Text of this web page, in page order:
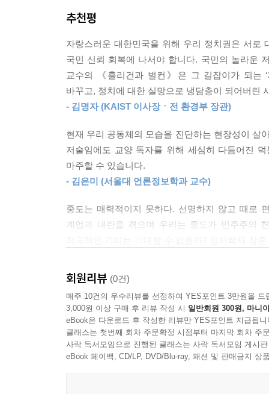
--- p.241
내년 봄 표심을 움직이는 힘은 정치드라마보다는
자들이 꼽은 가장 중요한 투표 요인은 부동산 가
도 민심을 달래는 길은 열려 있다. 리더는 진솔한
--- p.246
‘훌리건’에 납치된 정당과 정치 냉담층이 된 ‘벌컨’
오늘날 한국 정치는 이른바 ‘훌리건(Hooligan)’들
부류로 나눈다. 극단적 당파성에 매몰되어 폭력
감정을 억제하고 이성적 판단을 내리는 ‘벌컨
지금의 여의도에서 벌컨들의 합리적인 목소리는
‘납치(hijacking)’되었다는 사실이다. 숙의와 절차
규정하는 ‘원시적인 부족전쟁’만이 남았다. 디지
기회조차 차단한다. 저자는 이 전쟁터 같은 현실
우리는 선거 때마다 ‘대표’를 뽑지만, 투표가 끝
첫째, 정치 시장의 진입 장벽을 허물어야 한다.
주장한다. 특히 기득권 정치 귀족들의 카르텔을 깨
둘째, 제왕적 대통령제의 폭주를 멈춰 세워야 한
에너지 체제 전환, 연금 및 의료 개혁 등 국가적
‘협치 영역’으로 명시할 것을 제안한다.
추천평
자랑스러운 대한민국을 위해 우리 정치권은 서로
국민 신뢰 회복에 나서야 합니다. 국민의 놀라운
교수의 《훌리건과 벌컨》은 그 길잡이가 되는
바꾸고, 정치에 대한 실망으로 냉담층이 되어버린
- 김명자 (KAIST 이사장ㆍ전 환경부 장관)
현재 우리 공동체의 모습을 진단하는 현장성이 살
저술임에도 교양 독자를 위해 세심히 다듬어진
마주할 수 있습니다.
- 김은미 (서울대 언론정보학과 교수)
중도는 매력적이지 못하다. 선명하지 않고 때로
계엄과 내란을 겪으며 우리는 중도가 민주주의
- 이석재 (서울대 철학과 교수)
내가 아는 장훈 교수는 속절없는 시류에 동요하
눈속임의 변화구 대신 묵직한 돌직구를 스트라이
공존의 민주주의 복원이다. 이 어수선한 시대에
- 이하경 (중앙일보 대기자)
회원리뷰 (0건)
매주 10건의 우수리뷰를 선정하여 YES포인트 3만원을 드
3,000원 이상 구매 후 리뷰 작성 시 일반회원 300원, 마니
eBook은 다운로드 후 작성한 리뷰만 YES포인트 지급됩니
클래스는 첫번째 회차 주문확정 시점부터 마지막 회차 주
사락 독서모임으로 진행된 클래스는 사락 독서모임 게시
eBook 페이백, CD/LP, DVD/Blu-ray, 패션 및 판매금지 상